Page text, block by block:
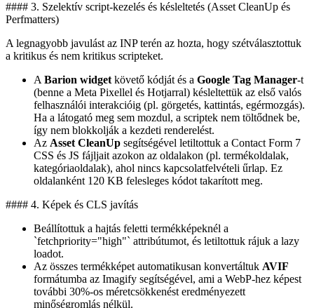
#### 3. Szelektív script-kezelés és késleltetés (Asset CleanUp és
Perfmatters)
A legnagyobb javulást az INP terén az hozta, hogy szétválasztottuk
a kritikus és nem kritikus scripteket.
A Barion widget követő kódját és a Google Tag Manager-t
(benne a Meta Pixellel és Hotjarral) késleltettük az első valós
felhasználói interakcióig (pl. görgetés, kattintás, egérmozgás).
Ha a látogató meg sem mozdul, a scriptek nem töltődnek be,
így nem blokkolják a kezdeti renderelést.
Az Asset CleanUp segítségével letiltottuk a Contact Form 7
CSS és JS fájljait azokon az oldalakon (pl. termékoldalak,
kategóriaoldalak), ahol nincs kapcsolatfelvételi űrlap. Ez
oldalanként 120 KB felesleges kódot takarított meg.
#### 4. Képek és CLS javítás
Beállítottuk a hajtás feletti termékképeknél a
`fetchpriority="high"` attribútumot, és letiltottuk rájuk a lazy
loadot.
Az összes termékképet automatikusan konvertáltuk AVIF
formátumba az Imagify segítségével, ami a WebP-hez képest
további 30%-os méretcsökkenést eredményezett
minőségromlás nélkül.